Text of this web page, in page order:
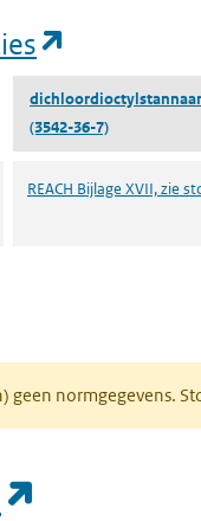
(3542-36-7)
REACH Bijlage XVII, zie
geen normgegevens.